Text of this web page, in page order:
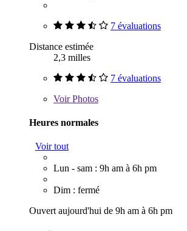
7 évaluations
Distance estimée
2,3 milles
7 évaluations
VoirPhotos
Heures normales
Voir tout
Lun - sam : 9h am à 6h pm
Dim : fermé
Ouvert aujourd'hui de 9h am à 6h pm